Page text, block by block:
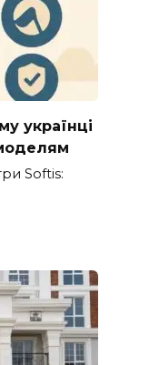
українці
Softis: